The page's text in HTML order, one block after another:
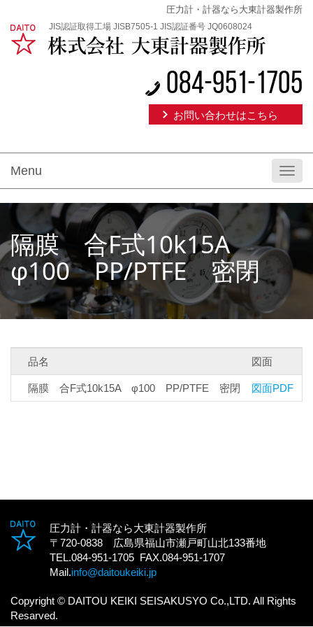
圧力計・計器なら大東計器製作所
JIS認証取得工場 JISB7505-1 JIS認証番号 JQ0608024
084-951-1705
お問い合わせはこちら
Menu
隔膜 合F式10k15A
φ100 PP/PTFE 密閉
品名 図面
隔膜 合F式10k15A φ100 PP/PTFE 密閉 図面PDF
圧力計・計器なら大東計器製作所
〒720-0838 広島県福山市瀬戸町山北133番地
TEL.084-951-1705 FAX.084-951-1707
Mail.info@daitoukeiki.jp
Copyright © DAITOU KEIKI SEISAKUSYO Co.,LTD. All Rights
Resarved.